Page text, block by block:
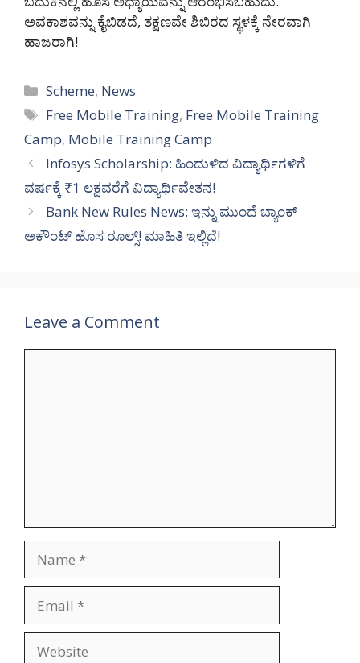
ಅವಕಾಶವನ್ನು ಕೈಬಿಡದೆ, ತಕ್ಷಣವೇ ಶಿಬಿರದ ಸ್ಥಳಕ್ಕೆ ನೇರವಾಗಿ
ಹಾಜರಾಗಿ!
Categories
Scheme, News
Tags
Free Mobile Training, Free Mobile Training
Camp, Mobile Training Camp
Infosys Scholarship: ಹಿಂದುಳಿದ ವಿದ್ಯಾರ್ಥಿಗಳಿಗೆ
ವರ್ಷಕ್ಕೆ ₹1 ಲಕ್ಷವರೆಗೆ ವಿದ್ಯಾರ್ಥಿವೇತನ!
Bank New Rules News: ಇನ್ನು ಮುಂದೆ ಬ್ಯಾಂಕ್
ಅಕೌಂಟ್ ಹೊಸ ರೂಲ್ಸ್! ಮಾಹಿತಿ ಇಲ್ಲಿದೆ!
Leave a Comment